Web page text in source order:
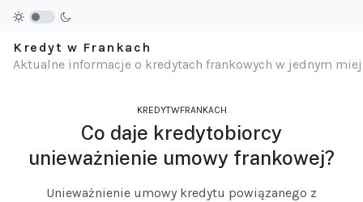
Kredyt w Frankach
Aktualne informacje o kredytach frankowych w jednym
KREDYTWFRANKACH
Co daje kredytobiorcy
unieważnienie umowy frankowej?
Unieważnienie umowy kredytu powiązanego z